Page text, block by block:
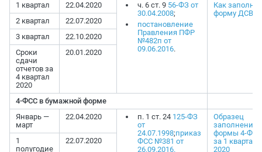
1 квартал
22.04.2020 ч. 6 ст. 9 56-ФЗ от
30.04.2008;
постановление
Правления ПФР
№482п от
09.06.2016.
Как
форму ДСВ-3
2 квартал
22.07.2020
3 квартал
22.10.2020
Сроки
сдачи
отчетов за
4 квартал
2020
20.01.2020
4-ФСС в бумажной форме
Январь —
март
22.04.2020 п. 1 ст. 24 125-ФЗ
от
24.07.1998;приказ
ФСС №381 от
26.09.2016.
Образец
заполнения
формы 4-ФСС
за 1 квартал
2020
1
полугодие
22.07.2020